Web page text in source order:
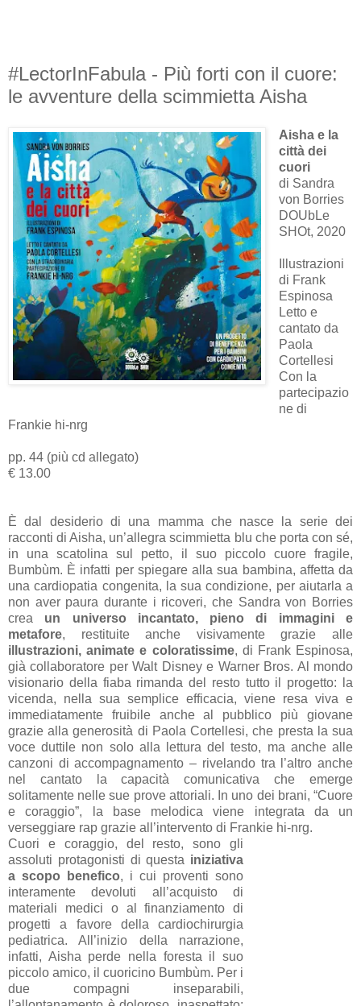
#LectorInFabula - Più forti con il cuore:
le avventure della scimmietta Aisha
Aisha e la
città dei
cuori
di Sandra
von Borries
DOUbLe
SHOt, 2020
Illustrazioni
di Frank
Espinosa
Letto e
cantato da
Paola
Cortellesi
Con la
partecipazio
ne di
Frankie hi-nrg
pp. 44 (più cd allegato)
€ 13.00
È dal desiderio di una mamma che nasce la serie dei
racconti di Aisha, un’allegra scimmietta blu che porta con sé,
in una scatolina sul petto, il suo piccolo cuore fragile,
Bumbùm. È infatti per spiegare alla sua bambina, affetta da
una cardiopatia congenita, la sua condizione, per aiutarla a
non aver paura durante i ricoveri, che Sandra von Borries
crea un universo incantato, pieno di immagini e
metafore, restituite anche visivamente grazie alle
illustrazioni, animate e coloratissime, di Frank Espinosa,
già collaboratore per Walt Disney e Warner Bros. Al mondo
visionario della fiaba rimanda del resto tutto il progetto: la
vicenda, nella sua semplice efficacia, viene resa viva e
immediatamente fruibile anche al pubblico più giovane
grazie alla generosità di Paola Cortellesi, che presta la sua
voce duttile non solo alla lettura del testo, ma anche alle
canzoni di accompagnamento – rivelando tra l’altro anche
nel cantato la capacità comunicativa che emerge
solitamente nelle sue prove attoriali. In uno dei brani, “Cuore
e coraggio”, la base melodica viene integrata da un
verseggiare rap grazie all’intervento di Frankie hi-nrg.
Cuori e coraggio, del resto, sono gli
assoluti protagonisti di questa iniziativa
a scopo benefico, i cui proventi sono
interamente devoluti all’acquisto di
materiali medici o al finanziamento di
progetti a favore della cardiochirurgia
pediatrica. All’inizio della narrazione,
infatti, Aisha perde nella foresta il suo
piccolo amico, il cuoricino Bumbùm. Per i
due compagni inseparabili,